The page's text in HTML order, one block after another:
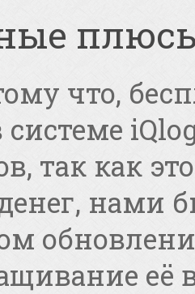
что,
системе
так как
нами
её